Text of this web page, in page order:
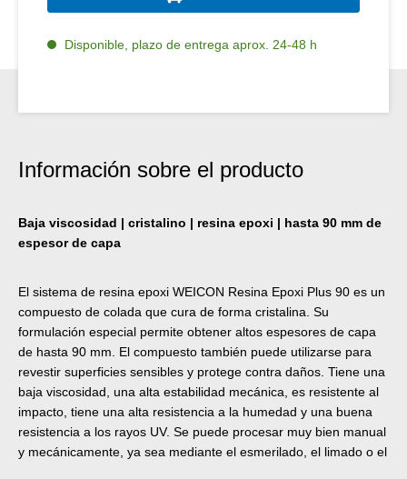
Disponible, plazo de entrega aprox. 24-48 h
Información sobre el producto
Baja viscosidad | cristalino | resina epoxi | hasta 90 mm de
espesor de capa
El sistema de resina epoxi WEICON Resina Epoxi Plus 90 es un
compuesto de colada que cura de forma cristalina. Su
formulación especial permite obtener altos espesores de capa
de hasta 90 mm. El compuesto también puede utilizarse para
revestir superficies sensibles y protege contra daños. Tiene una
baja viscosidad, una alta estabilidad mecánica, es resistente al
impacto, tiene una alta resistencia a la humedad y una buena
resistencia a los rayos UV. Se puede procesar muy bien manual
y mecánicamente, ya sea mediante el esmerilado, el limado o el